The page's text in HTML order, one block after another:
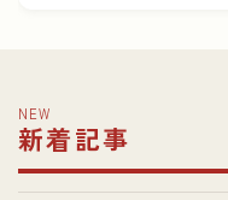
NEW
新着記事